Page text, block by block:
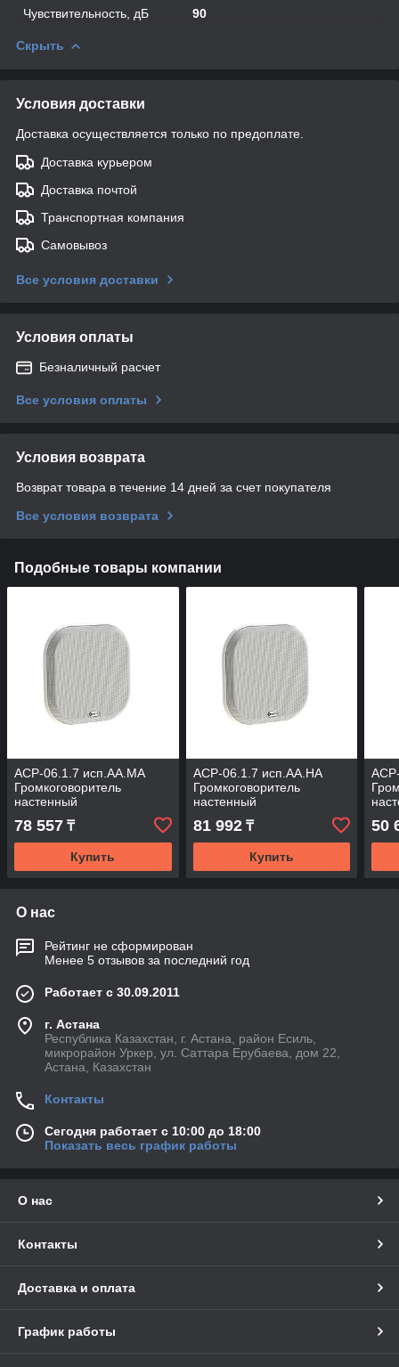
Чувствительность, дБ
90
Скрыть
Условия доставки
Доставка осуществляется только по предоплате.
Доставка курьером
Доставка почтой
Транспортная компания
Самовывоз
Все условия доставки
Условия оплаты
Безналичный расчет
Все условия оплаты
Условия возврата
Возврат товара в течение 14 дней за счет покупателя
Все условия возврата
Подобные товары компании
АСР-06.1.7 исп.АА.МА
Громкоговоритель
настенный
78 557 ₸
Купить
АСР-06.1.7 исп.АА.НА
Громкоговоритель
настенный
81 992₸
Купить
50
О нас
Рейтинг не сформирован
Менее 5 отзывов за последний год
Работает с 30.09.2011
г. Астана
Республика Казахстан, г. Астана, район Есиль,
микрорайон Уркер, ул. Саттара Ерубаева, дом 22,
Астана, Казахстан
Контакты
Сегодня работает с 10:00 до 18:00
Показать весь график работы
О нас
Контакты
Доставка и оплата
График работы